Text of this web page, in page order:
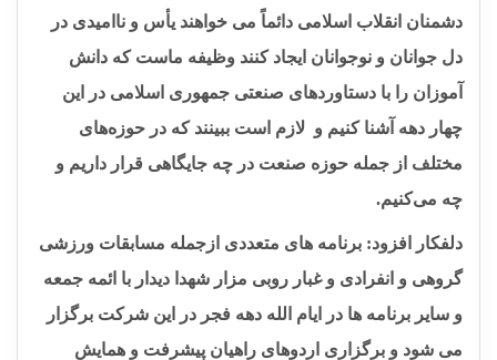
دشمنان انقلاب اسلامی دائماً می خواهند یأس و ناامیدی در
دل جوانان و نوجوانان ایجاد کنند وظیفه ماست که دانش
آموزان را با دستاوردهای صنعتی جمهوری اسلامی در این
چهار دهه آشنا کنیم و لازم است ببینند که در حوزه‌های
مختلف از جمله حوزه صنعت در چه جایگاهی قرار داریم و
چه می‌کنیم.
دلفکار افزود: برنامه های متعددی ازجمله مسابقات ورزشی
گروهی و انفرادی و غبار روبی مزار شهدا دیدار با ائمه جمعه
و سایر برنامه ها در ایام الله دهه فجر در این شرکت برگزار
می شود و برگزاری اردوهای راهیان پیشرفت و همایش